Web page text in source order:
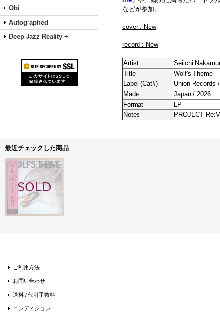
Obi
Autographed
Deep Jazz Reality +
などが参加。
cover : New
record : New
Artist
Seiichi
Title
Wolf's Theme
Label (Cat#)
Union Records
Made
Japan / 2026
Format
LP
Notes
PROJECT
最近チェックした商品
ご利用方法
お問い合わせ
送料 / 代引手数料
コンディション